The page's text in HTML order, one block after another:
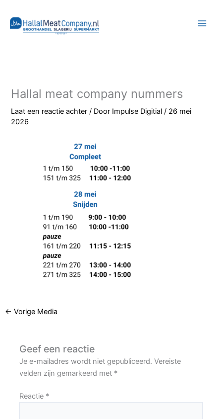
naar
Hallal meat company nummers
Laat een reactie achter / Door Impulse Digitial/ 26 mei
2026
← Vorige Media
Geef een reactie
Je e-mailadres wordt niet gepubliceerd. Vereiste
velden zijn gemarkeerd met *
Reactie *